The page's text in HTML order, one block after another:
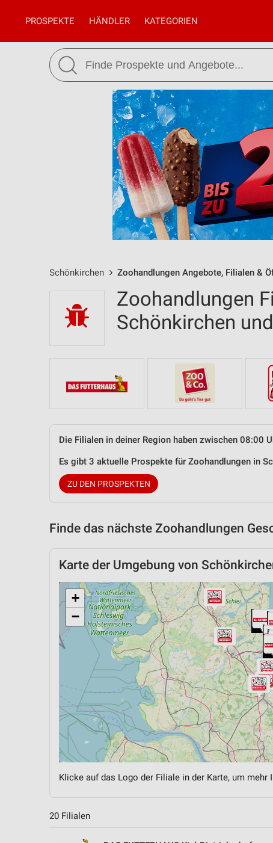
PROSPEKTE HÄNDLER KATEGORIEN
Schönkirchen Zoohandlungen Angebote, Filialen &
Zoohandlungen
Schönkirchen
Die Filialen in deiner Region haben zwischen 08:00
Es gibt 3 aktuelle Prospekte für Zoohandlungen in
ZU DEN PROSPEKTEN
Finde das nächste Zoohandlungen
Karte der Umgebung von
+
−
Klicke auf das Logo der Filiale in der Karte, um
20 Filialen